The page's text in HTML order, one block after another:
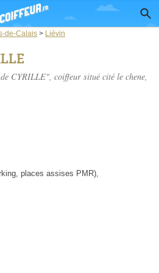
de-Calais > Liévin
CYRILLE", coiffeur situé cité le chene,
places assises PMR),